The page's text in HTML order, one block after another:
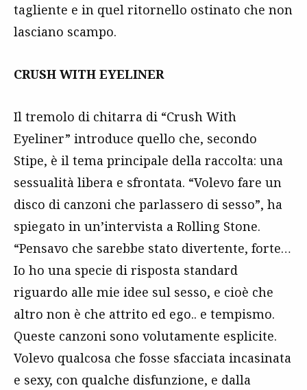
tagliente e in quel ritornello ostinato che non
lasciano scampo.
CRUSH WITH EYELINER
Il tremolo di chitarra di “Crush With
Eyeliner” introduce quello che, secondo
Stipe, è il tema principale della raccolta: una
sessualità libera e sfrontata. “Volevo fare un
disco di canzoni che parlassero di sesso”, ha
spiegato in un’intervista a Rolling Stone.
“Pensavo che sarebbe stato divertente, forte…
Io ho una specie di risposta standard
riguardo alle mie idee sul sesso, e cioè che
altro non è che attrito ed ego.. e tempismo.
Queste canzoni sono volutamente esplicite.
Volevo qualcosa che fosse sfacciata incasinata
e sexy, con qualche disfunzione, e dalla